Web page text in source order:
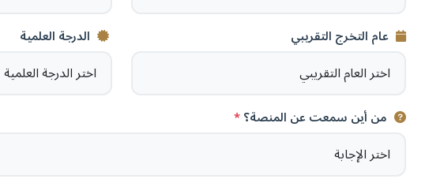
عام التخرج التقريبي الدرجة العلمية
من أين سمعت عن المنصة؟